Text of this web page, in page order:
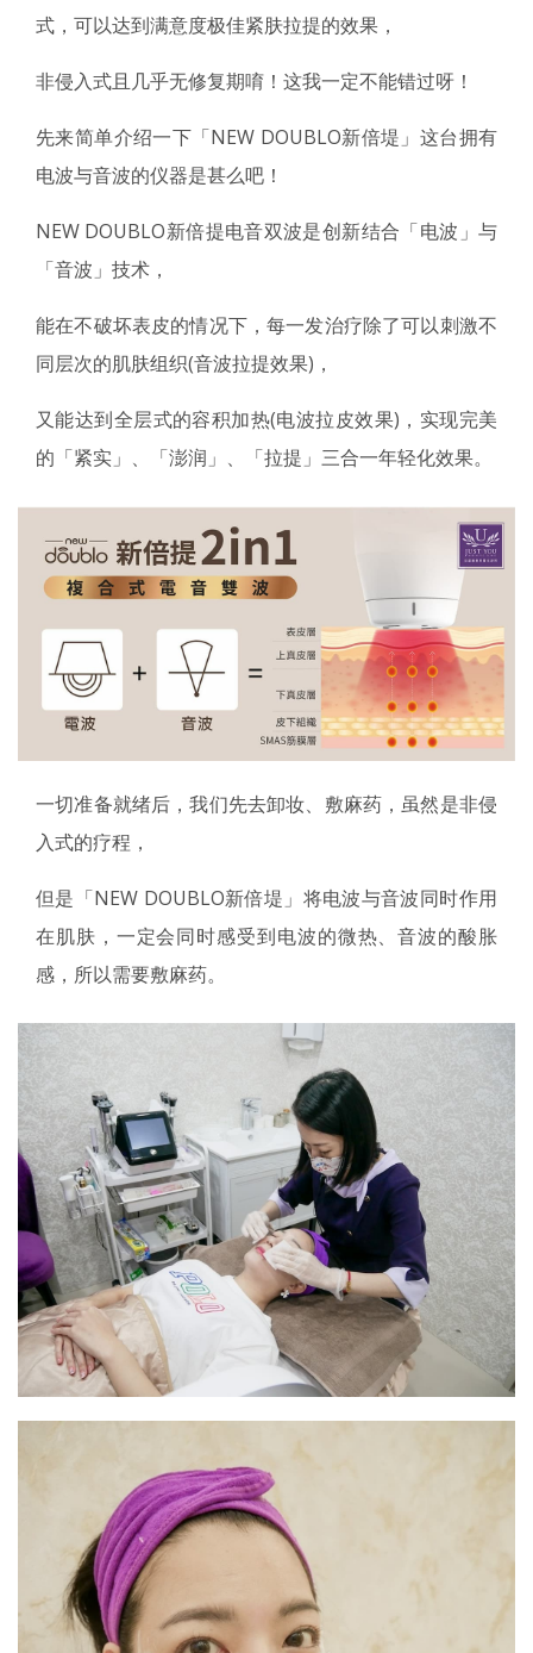
式，可以达到满意度极佳紧肤拉提的效果，
非侵入式且几乎无修复期唷！这我一定不能错过呀！
先来简单介绍一下「NEW DOUBLO新倍堤」这台拥有
电波与音波的仪器是甚么吧！
NEW DOUBLO新倍提电音双波是创新结合「电波」与
「音波」技术，
能在不破坏表皮的情况下，每一发治疗除了可以刺激不
同层次的肌肤组织(音波拉提效果)，
又能达到全层式的容积加热(电波拉皮效果)，实现完美
的「紧实」、「澎润」、「拉提」三合一年轻化效果。
一切准备就绪后，我们先去卸妆、敷麻药，虽然是非侵
入式的疗程，
但是「NEW DOUBLO新倍堤」将电波与音波同时作用
在肌肤，一定会同时感受到电波的微热、音波的酸胀
感，所以需要敷麻药。